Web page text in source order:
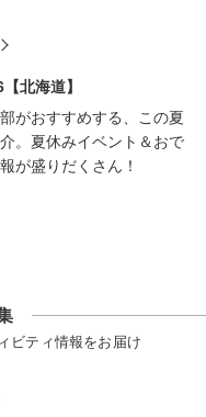
北海道】
がおすすめする、この夏
。夏休みイベント＆おで
が盛りだくさん！
ビティ情報をお届け